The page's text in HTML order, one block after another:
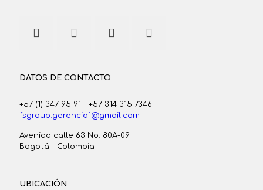
DATOS DE CONTACTO
+57 (1) 347 95 91
+57 314 315 7346
fsgroup.gerencia1@gmail.com
Avenida calle 63 No. 80A-09
Bogotá - Colombia
UBICACIÓN